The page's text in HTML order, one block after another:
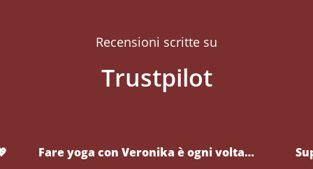
Recensioni scritte su
Fare yoga con Veronika è ogni volta…